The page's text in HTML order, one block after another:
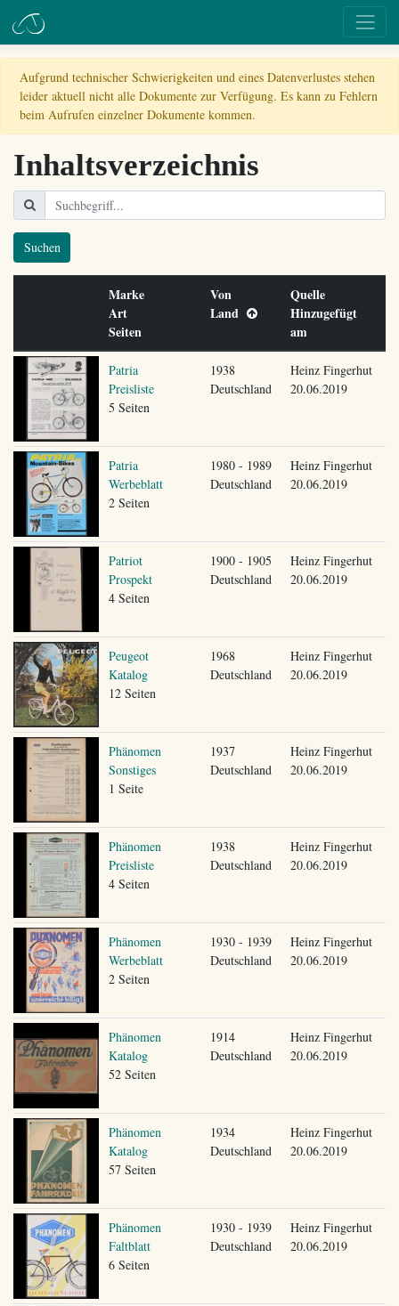
Aufgrund technischer Schwierigkeiten und eines Datenverlustes stehen
leider aktuell nicht alle Dokumente zur Verfügung. Es kann zu Fehlern
beim Aufrufen einzelner Dokumente kommen.
Inhaltsverzeichnis
Suchen
Marke
Art
Seiten
Von
Land
Quelle
Hinzugefügt
am
Patria
Preisliste
5 Seiten
1938
Deutschland
Heinz Fingerhut
20.06.2019
Patria
Werbeblatt
2 Seiten
1980 - 1989
Deutschland
Heinz Fingerhut
20.06.2019
Patriot
Prospekt
4 Seiten
1900 - 1905
Deutschland
Heinz Fingerhut
20.06.2019
Peugeot
Katalog
12 Seiten
1968
Deutschland
Heinz Fingerhut
20.06.2019
Phänomen
Sonstiges
1 Seite
1937
Deutschland
Heinz Fingerhut
20.06.2019
Phänomen
Preisliste
4 Seiten
1938
Deutschland
Heinz Fingerhut
20.06.2019
Phänomen
Werbeblatt
2 Seiten
1930 - 1939
Deutschland
Heinz Fingerhut
20.06.2019
Phänomen
Katalog
52 Seiten
1914
Deutschland
Heinz Fingerhut
20.06.2019
Phänomen
Katalog
57 Seiten
1934
Deutschland
Heinz Fingerhut
20.06.2019
Phänomen
Faltblatt
6 Seiten
1930 - 1939
Deutschland
Heinz Fingerhut
20.06.2019